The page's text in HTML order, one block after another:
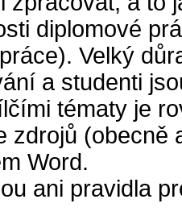
diplomové
Velký
a studenti
tématy je
zdrojů (obecně
Word.
ani pravidla